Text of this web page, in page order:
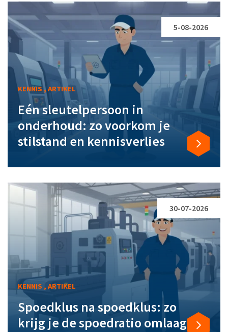
KENNIS , ARTIKEL
Eén sleutelpersoon in
onderhoud: zo voorkom je
stilstand en kennisverlies
5-08-2026
KENNIS , ARTIKEL
Spoedklus na spoedklus: zo
krijg je de spoedratio omlaag
30-07-2026